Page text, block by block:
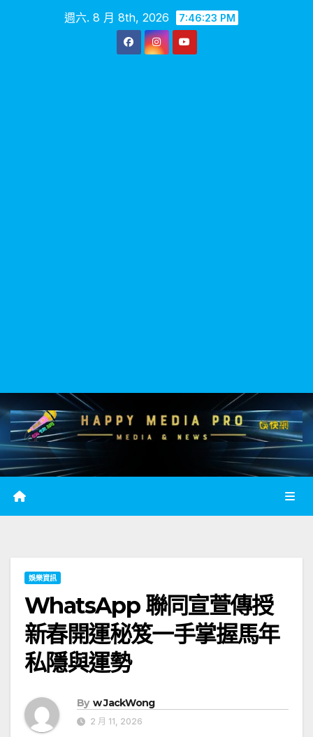
週六. 8 月 8th, 2026 7:46:24 PM
娛樂資訊
WhatsApp 聯同宣萱傳授
新春開運秘笈一手掌握馬年
私隱與運勢
By w JackWong
2 月 11, 2026